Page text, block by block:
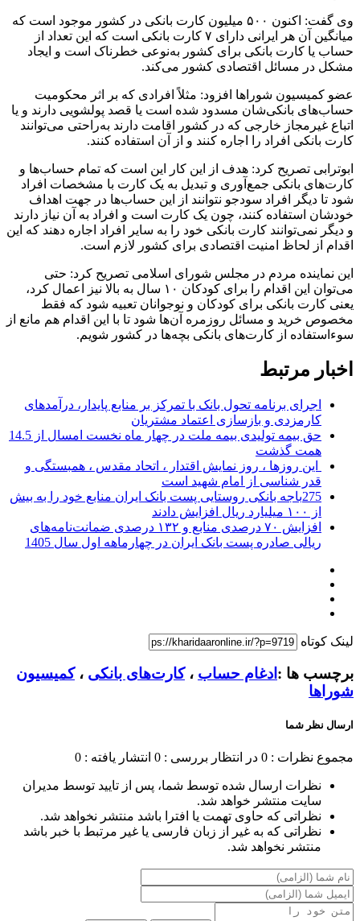
وی گفت: اکنون ۵۰۰ میلیون کارت بانکی در کشور موجود است که
میانگین آن هر ایرانی دارای ۷ کارت بانکی است که این تعداد از
حساب یا کارت بانکی برای کشور به‌نوعی خطرناک است و ایجاد
مشکل در مسائل اقتصادی کشور می‌کند.
عضو کمیسیون شوراها افزود: مثلاً افرادی که بر اثر محکومیت
حساب‌های بانکی‌شان مسدود شده است یا قصد پولشویی دارند و یا
اتباع غیرمجاز خارجی که در کشور اقامت دارند به‌راحتی می‌توانند
کارت بانکی افراد را اجاره کنند و از آن استفاده کنند.
ابوترابی تصریح کرد: هدف از این کار این است که تمام حساب‌ها و
کارت‌های بانکی جمع‌آوری و تبدیل به یک کارت با مشخصات افراد
شود تا دیگر افراد سودجو نتوانند از این حساب‌ها در جهت اهداف
خودشان استفاده کنند، چون یک کارت است و افراد به آن نیاز دارند
و دیگر نمی‌توانند کارت بانکی خود را به سایر افراد اجاره دهند که این
اقدام از لحاظ امنیت اقتصادی برای کشور لازم است.
این نماینده مردم در مجلس شورای اسلامی تصریح کرد: حتی
می‌توان این اقدام را برای کودکان ۱۰ سال به بالا نیز اعمال کرد،
یعنی کارت بانکی برای کودکان و نوجوانان تعبیه شود که فقط
مخصوص خرید و مسائل روزمره آن‌ها شود تا با این اقدام هم مانع از
سوءاستفاده از کارت‌های بانکی بچه‌ها در کشور شویم.
اخبار مرتبط
اجرای برنامه تحول بانک با تمرکز بر منابع پایدار، درآمدهای
کارمزدی و بازسازی اعتماد مشتریان
حق بیمه تولیدی بیمه ملت در چهار ماه نخست امسال از 14.5
همت گذشت
این روزها ، روز نمایش اقتدار ، اتحاد مقدس ، همبستگی و
قدر شناسی از امام شهید است
275باجه بانکی روستایی پست بانک ایران منابع خود را به بیش
از ۱۰۰ میلیارد ریال افزایش دادند
افزایش ۷۰ درصدی منابع و ۱۳۲ درصدی ضمانت‌نامه‌های
ریالی صادره پست بانک ایران در چهارماهه اول سال 1405
لینک کوتاه
برچسب ها : ادغام حساب‌ ،کارت‌های بانکی ،کمیسیون
شوراها
ارسال نظر شما
مجموع نظرات : 0 در انتظار بررسی : 0 انتشار یافته : 0
نظرات ارسال شده توسط شما، پس از تایید توسط مدیران
سایت منتشر خواهد شد.
نظراتی که حاوی تهمت یا افترا باشد منتشر نخواهد شد.
نظراتی که به غیر از زبان فارسی یا غیر مرتبط با خبر باشد
منتشر نخواهد شد.